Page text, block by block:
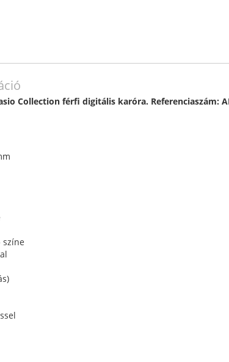
Collection férfi digitális karóra. Referenciaszám:
színe